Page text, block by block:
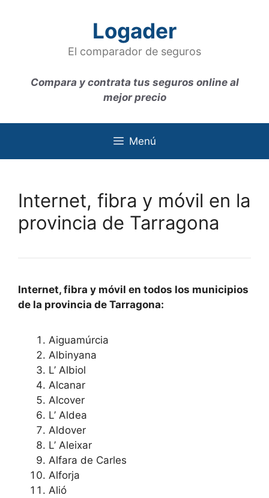
Logader
El comparador de seguros
Compara y contrata tus seguros online al
mejor precio
Menú
Internet, fibra y móvil en la
provincia de Tarragona
Internet, fibra y móvil en todos los municipios
de la provincia de Tarragona:
Aiguamúrcia
Albinyana
L’ Albiol
Alcanar
Alcover
L’ Aldea
Aldover
L’ Aleixar
Alfara de Carles
Alforja
Alió